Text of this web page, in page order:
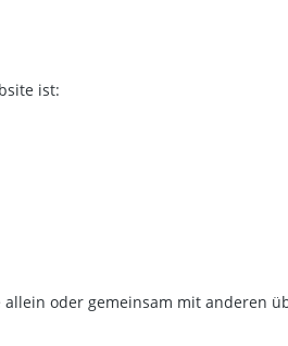
ist:
oder gemeinsam mit anderen